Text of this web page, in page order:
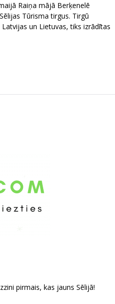
Raiņa mājā Berķenelē
Tūrisma tirgus. Tirgū
un Lietuvas, tiks izrādītas
pirmais, kas jauns Sēlijā!